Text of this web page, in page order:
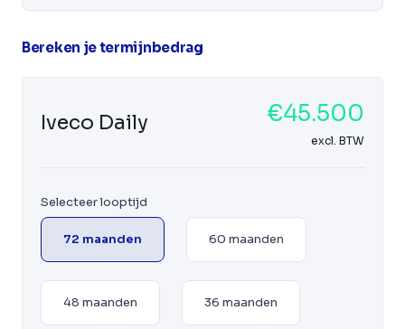
Bereken je termijnbedrag
Iveco Daily €45.500
excl. BTW
Selecteer looptijd
72 maanden 60 maanden
48 maanden 36 maanden